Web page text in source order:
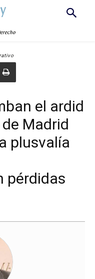
el ardid
Madrid
plusvalía
pérdidas